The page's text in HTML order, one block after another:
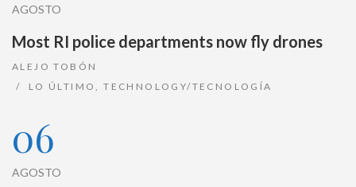
AGOSTO
Most RI police departments now fly drones
ALEJO TOBÓN
LO ÚLTIMO
,TECHNOLOGY/TECNOLOGÍA
06
AGOSTO